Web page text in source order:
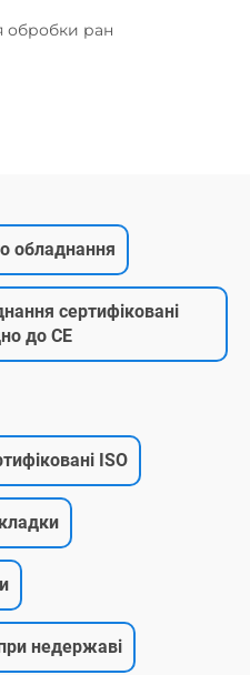
обробки ран
обладнання
сертифіковані
до CE
ISO
недержаві